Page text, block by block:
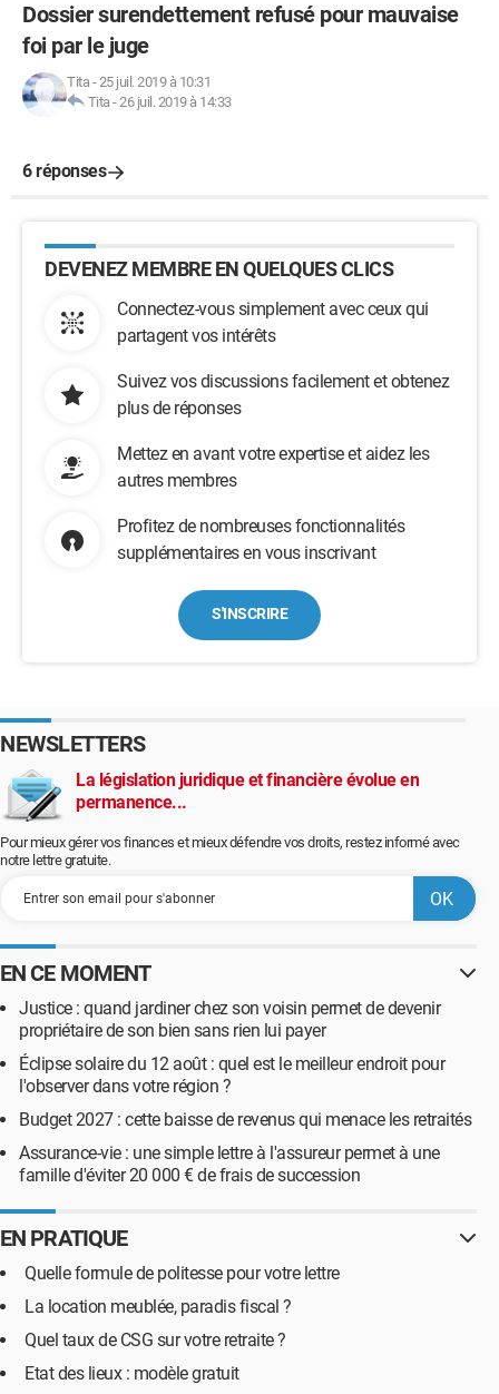
Dossier surendettement refusé pour mauvaise
foi par le juge
Tita-25 juil. 2019 à 10:31
Tita-26 juil. 2019 à 14:33
6 réponses
DEVENEZ MEMBRE EN QUELQUES CLICS
Connectez-vous simplement avec ceux qui
partagent vos intérêts
Suivez vos discussions facilement et obtenez
plus de réponses
Mettez en avant votre expertise et aidez les
autres membres
Profitez de nombreuses fonctionnalités
supplémentaires en vous inscrivant
S'INSCRIRE
NEWSLETTERS
La législation juridique et financière évolue en
permanence...
Pour mieux gérer vos finances et mieux défendre vos droits, restez informé avec
notre lettre gratuite.
EN CE MOMENT
Justice : quand jardiner chez son voisin permet de devenir
propriétaire de son bien sans rien lui payer
Éclipse solaire du 12 août : quel est le meilleur endroit pour
l'observer dans votre région ?
Budget 2027 : cette baisse de revenus qui menace les retraités
Assurance-vie : une simple lettre à l'assureur permet à une
famille d'éviter 20 000 € de frais de succession
EN PRATIQUE
Quelle formule de politesse pour votre lettre
La location meublée, paradis fiscal ?
Quel taux de CSG sur votre retraite ?
Etat des lieux : modèle gratuit